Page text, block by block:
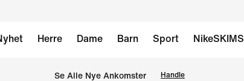
Herre Dame Barn Sport NikeSKIMS
Se Alle Nye Ankomster Handle